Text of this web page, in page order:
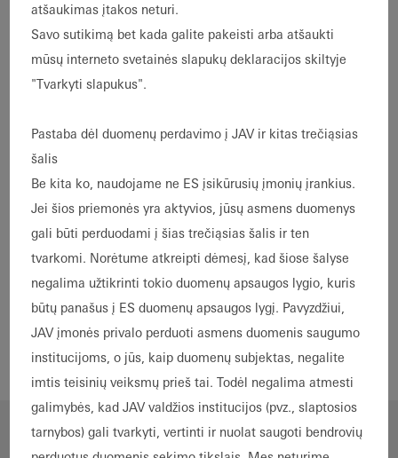
The product catalogue has been designed as a
digital assistance system and in just a few
configure products perfectly tailored to the
relevant building project, making an important
contribution to increasing productivity in the
inspiration and design phase.
The powerful online software not only offers
you comprehensive technical assistance in the
design of a wide range of element types and
accessories, but also supports you in the
tendering and bidding process.
atšaukimas įtakos neturi.
Savo sutikimą bet kada galite pakeisti arba atšaukti
mūsų interneto svetainės slapukų deklaracijos skiltyje
"Tvarkyti slapukus".
Pastaba dėl duomenų perdavimo į JAV ir kitas trečiąsias
šalis
Be kita ko, naudojame ne ES įsikūrusių įmonių įrankius.
Jei šios priemonės yra aktyvios, jūsų asmens duomenys
gali būti perduodami į šias trečiąsias šalis ir ten
tvarkomi. Norėtume atkreipti dėmesį, kad šiose šalyse
negalima užtikrinti tokio duomenų apsaugos lygio, kuris
būtų panašus į ES duomenų apsaugos lygį. Pavyzdžiui,
JAV įmonės privalo perduoti asmens duomenis saugumo
institucijoms, o jūs, kaip duomenų subjektas, negalite
imtis teisinių veiksmų prieš tai. Todėl negalima atmesti
galimybės, kad JAV valdžios institucijos (pvz., slaptosios
tarnybos) gali tvarkyti, vertinti ir nuolat saugoti bendrovių